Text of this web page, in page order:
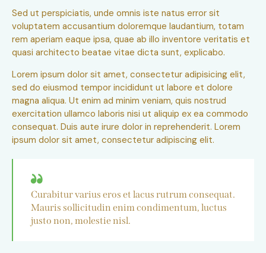
Sed ut perspiciatis, unde omnis iste natus error sit
voluptatem accusantium doloremque laudantium, totam
rem aperiam eaque ipsa, quae ab illo inventore veritatis et
quasi architecto beatae vitae dicta sunt, explicabo.
Lorem ipsum dolor sit amet, consectetur adipisicing elit,
sed do eiusmod tempor incididunt ut labore et dolore
magna aliqua. Ut enim ad minim veniam, quis nostrud
exercitation ullamco laboris nisi ut aliquip ex ea commodo
consequat. Duis aute irure dolor in reprehenderit. Lorem
ipsum dolor sit amet, consectetur adipiscing elit.
Curabitur varius eros et lacus rutrum consequat.
Mauris sollicitudin enim condimentum, luctus
justo non, molestie nisl.